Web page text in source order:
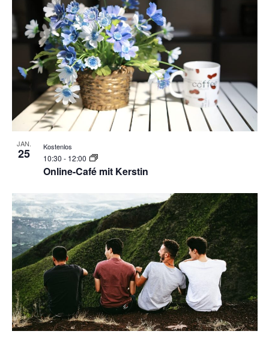
JAN.
25
Online-Café mit Kerstin
10:30 - 12:00
Kostenlos